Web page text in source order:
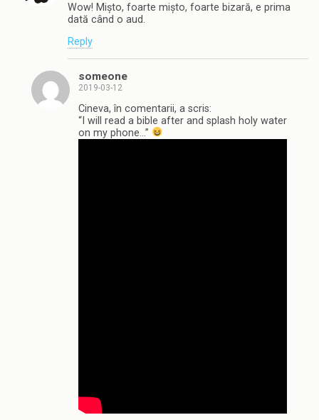
Wow! Mișto, foarte mișto, foarte bizară, e prima
dată când o aud.
Reply
someone
2019-03-12
Cineva, în comentarii, a scris:
“I will read a bible after and splash holy water
on my phone.. .”